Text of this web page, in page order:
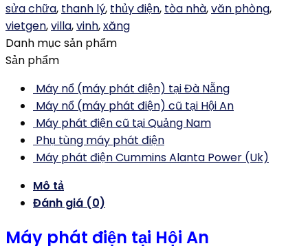
sửa chữa, thanh lý, thủy điện, tòa nhà,văn phòng,
vietgen,villa,vinh,xăng
Danh mục sản phẩm
Sản phẩm
Máy nổ (máy phát điện) tại Đà Nẵng
Máy nổ (máy phát điện) cũ tại Hội An
Máy phát điện cũ tại Quảng Nam
Phụ tùng máy phát điện
Máy phát điện Cummins Alanta Power (Uk)
Mô tả
Đánh giá (0)
Máy phát điện tại Hội An